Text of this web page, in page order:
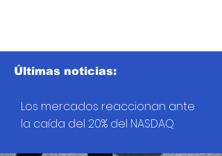
Últimas noticias:
Los mercados reaccionan ante
la caída del 20% del NASDAQ